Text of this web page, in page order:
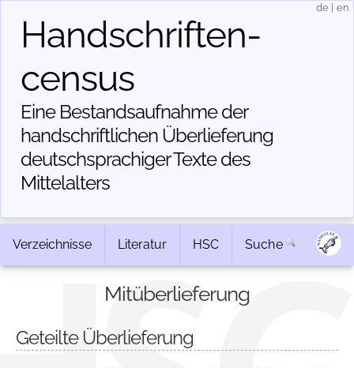
Handschriften­
census
Eine Bestandsaufnahme der
handschriftlichen Über­lieferung
deutschsprachiger Texte des
Mittelalters
de en
Verzeichnisse Literatur HSC Suche
Mitüberlieferung
Geteilte Überlieferung